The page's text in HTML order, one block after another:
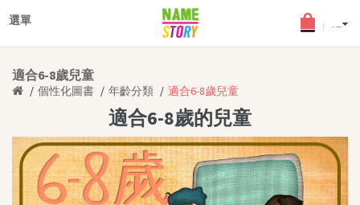
登入 English
搜查文章
年齡分類
適合2-5歲幼兒
適合6-8歲兒童
選單 (0) - HKD$0.0
適合6-8歲兒童
個性化圖書 年齡分類 適合6-8歲兒童
適合6-8歲的兒童